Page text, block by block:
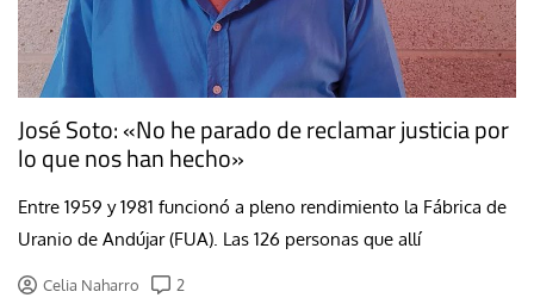
José Soto: «No he parado de reclamar justicia por
lo que nos han hecho»
Entre 1959 y 1981 funcionó a pleno rendimiento la Fábrica de
Uranio de Andújar (FUA). Las 126 personas que allí
Celia Naharro 2